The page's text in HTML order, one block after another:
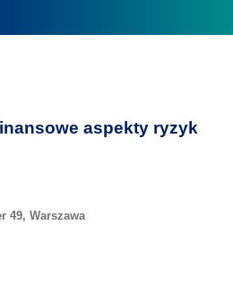
aspekty ryzyk
49, Warszawa